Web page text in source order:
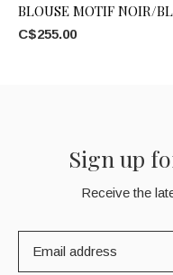
BLOUSE MOTIF NOIR/
C$255.00
Sign up
Receive the